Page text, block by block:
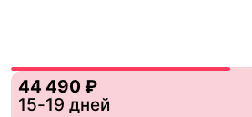
44 490 ₽
15-19 дней